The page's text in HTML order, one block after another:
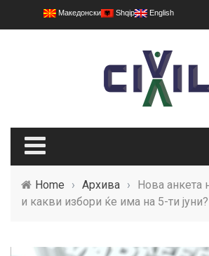
Македонски Shqip English
Home › Архива ›
Нова
и какви избори ќе има на 5-ти јуни?